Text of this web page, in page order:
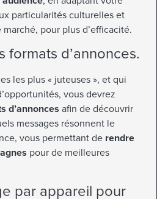
particularités culturelles et
pour plus d’efficacité.
formats d’annonces.
les plus « juteuses », et qui
vous devrez
d’annonces afin de découvrir
messages résonnent le
vous permettant de rendre
pour de meilleures
par appareil pour